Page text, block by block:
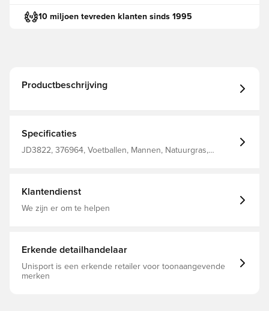
10 miljoen tevreden klanten sinds 1995
Productbeschrijving
Specificaties
JD3822, 376964, Voetballen, Mannen, Natuurgras,
Klantendienst
We zijn er om te helpen
Erkende detailhandelaar
Unisport is een erkende retailer voor toonaangevende
merken